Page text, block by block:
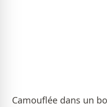
Camouflée dans un